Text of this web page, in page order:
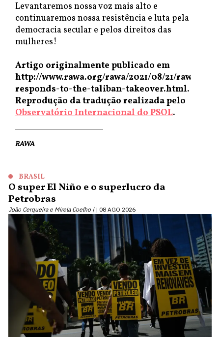
Levantaremos nossa voz mais alto e
continuaremos nossa resistência e luta pela
democracia secular e pelos direitos das
mulheres!
Artigo originalmente publicado em
http://www.rawa.org/rawa/2021/08/21/rawa-
responds-to-the-taliban-takeover.html.
Reprodução da tradução realizada pelo
Observatório Internacional do PSOL.
RAWA
BRASIL
O super El Niño e o superlucro da
Petrobras
João Cerqueira e Mirela Coelho | 08 AGO 2026